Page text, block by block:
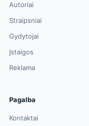
Autoriai
Straipsniai
Gydytojai
Įstaigos
Reklama
Pagalba
Kontaktai